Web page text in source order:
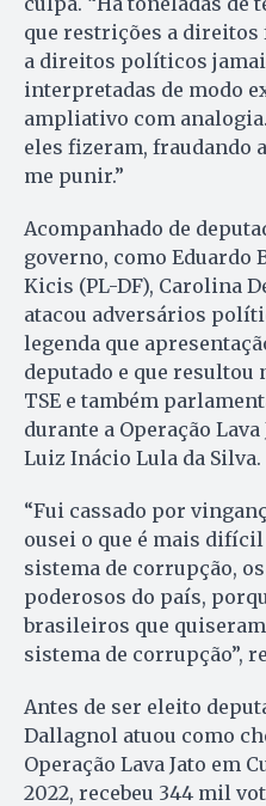
que restrições a
a direitos políticos
interpretadas de modo
ampliativo com
eles fizeram, fraudando
me punir.”
Acompanhado de
governo, como Eduardo
Kicis (PL-DF), Carolina
atacou adversários
legenda que
deputado e que resultou
TSE e também
durante a Operação
Luiz Inácio Lula da Silva.
“Fui cassado por
ousei o que é mais
sistema de corrupção,
poderosos do país,
brasileiros que
sistema de corrupção”,
Antes de ser eleito
Dallagnol atuou como
Operação Lava Jato em
2022, recebeu 344 mil